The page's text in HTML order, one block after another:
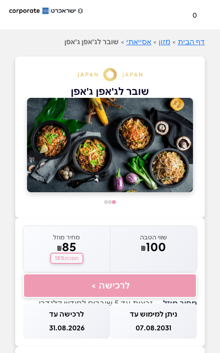
0
דף הבית > מזון > אסייאתי > שובר לג'אפן ג'אפן
שובר לג'אפן ג'אפן
שווי הטבה
₪100
מחיר מוזל
₪85
חסכת15%
לרכישה >
מחיר מוזל — זכאות עד 5 שוברים לחודש קלנדרי
ניתן למימוש עד
07.08.2031
לרכישה עד
31.08.2026